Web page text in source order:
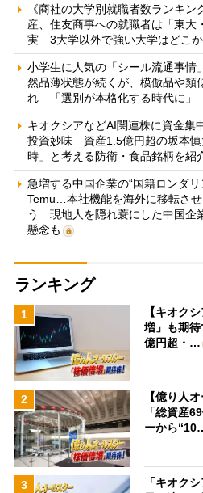
《商社の大学別就職者数ランキ
産、住友商事への就職者は「東大
実 3大学以外で強い大学はどこか
小学生に人気の「シール流通事
然品薄状態が続くが、模倣品や類
れ 「選別が本格化する時代に」
キオクシアなどAI関連株に資金集
投資妙味 資産1.5億円超の坂本慎
時」と考える防衛・食品銘柄を紹
急増する中国企業の“国籍ロンダ
Temu…本社機能を海外に移転さ
う 現地人を隠れ蓑にした中国企
懸念も
ランキング
1
【キオク
増」も期
億円超・…
2
【億り人
「総資産
ーから
3
「キオク